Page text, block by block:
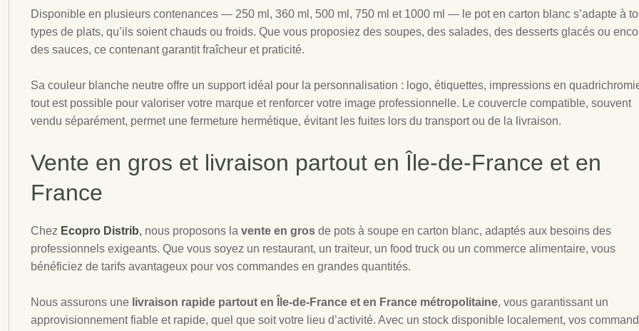
Disponible en plusieurs contenances — 250 ml, 360 ml, 500 ml, 750 ml et 1000 ml — le pot en carton blanc s’adapte à
types de plats, qu’ils soient chauds ou froids. Que vous proposiez des soupes, des salades, des desserts glacés ou
des sauces, ce contenant garantit fraîcheur et praticité.
Sa couleur blanche neutre offre un support idéal pour la personnalisation : logo, étiquettes, impressions en
tout est possible pour valoriser votre marque et renforcer votre image professionnelle. Le couvercle compatible, souvent
vendu séparément, permet une fermeture hermétique, évitant les fuites lors du transport ou de la livraison.
Vente en gros et livraison partout en Île-de-France et en
France
Chez Ecopro Distrib, nous proposons la vente en gros de pots à soupe en carton blanc, adaptés aux besoins des
professionnels exigeants. Que vous soyez un restaurant, un traiteur, un food truck ou un commerce alimentaire, vous
bénéficiez de tarifs avantageux pour vos commandes en grandes quantités.
Nous assurons une livraison rapide partout en Île-de-France et en France métropolitaine, vous garantissant un
approvisionnement fiable et rapide, quel que soit votre lieu d’activité. Avec un stock disponible localement, vos